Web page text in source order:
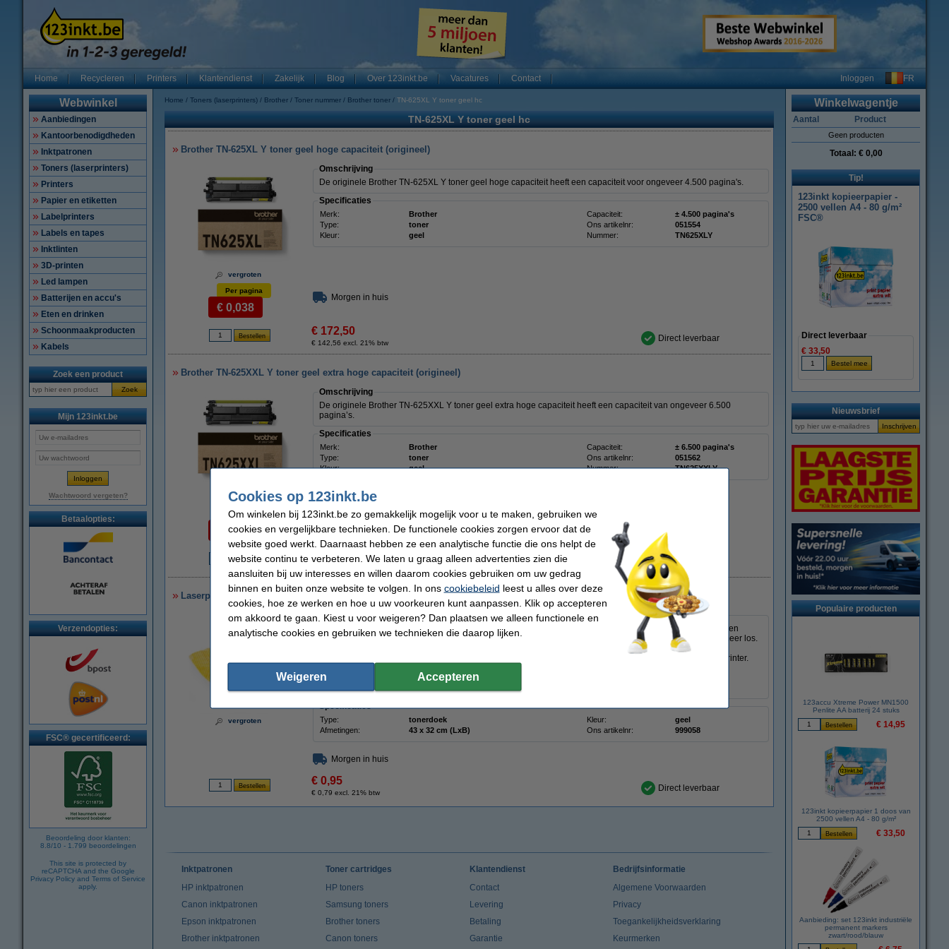
Home Recycleren Printers Klantendienst Zakelijk Blog Over 123inkt.be Vacatures Contact Inloggen FR
Webwinkel
Aanbiedingen
Kantoorbenodigdheden
Inktpatronen
Toners (laserprinters)
Printers
Papier en etiketten
Labelprinters
Labels en tapes
Inktlinten
3D-printen
Led lampen
Batterijen en accu's
Eten en drinken
Schoonmaakproducten
Kabels
Zoek een product
Zoek
Mijn 123inkt.be
Wachtwoord vergeten?
Betaalopties:
Verzendopties:
FSC® gecertificeerd:
Beoordeling door klanten:
8.8/10 - 1.799 beoordelingen
This site is protected by
reCAPTCHA and the Google
Privacy Policy and Terms of Service
apply.
Home Toners (laserprinters) Brother Toner nummer Brother toner TN-625XL Y toner geel hc
TN-625XL Y toner geel hc
Brother TN-625XL Y toner geel hoge capaciteit (origineel)
vergroten
Omschrijving
De originele Brother TN-625XL Y toner geel hoge capaciteit heeft een capaciteit voor ongeveer 4.500 pagina's.
Specificaties
Merk: Brother Capaciteit:
± 4.500 pagina's
Type:
toner Ons artikelnr:
051554
Kleur:
geel Nummer: TN625XLY
Per pagina
€ 0,038
Morgen in huis
€ 172,50
€ 142,56 excl. 21% btw Direct leverbaar
Brother TN-625XXL Y toner geel extra hoge capaciteit (origineel)
vergroten
Omschrijving
De originele Brother TN-625XXL Y toner geel extra hoge capaciteit heeft een capaciteit van ongeveer 6.500
pagina’s.
Specificaties
Merk: Brother Capaciteit:
± 6.500 pagina's
Type:
toner Ons artikelnr:
051562
Kleur:
geel Nummer: TN625XXLY
Per pagina
€ 0,034
€ 221,50
Beperkte voorraad
Laserprinter reinigingsdoek
vergroten
Omschrijving
Deze tonerdoek trekt tonerpoeder als een magneet aan en houdt het in de vezels vast. In tegenstelling tot een
gewone stofdoek, die het poeder alleen verspreidt of zelfs doet opwaaien, laat deze doek het poeder niet meer los.
Zelfs de kleinste tonerdeeltjes blijven plakken. Voorkom dat het lastig te verwijderen poeder op uw handen
terechtkomt. De tonerlap kan ook worden gebruikt voor het schoonmaken van de binnenkant van de laserprinter.
Let op: laat de doek niet in aanraking komen met de drum
Specificaties
Type: tonerdoek Kleur:
geel
Afmetingen:
43 x 32 cm (LxB) Ons artikelnr: 999058
Morgen in huis
€ 0,95
€ 0,79 excl. 21% btw Direct leverbaar
Winkelwagentje
Aantal Product
Geen producten
Totaal: € 0,00
Tip!
123inkt kopieerpapier -
2500 vellen A4 - 80 g/m²
FSC®
Direct leverbaar
€ 33,50
Nieuwsbrief
Populaire producten
123accu Xtreme Power MN1500
Penlite AA batterij 24 stuks
€ 14,95
123inkt kopieerpapier 1 doos van
2500 vellen A4 - 80 g/m²
€ 33,50
Aanbieding: set 123inkt industriële
permanent markers
zwart/rood/blauw
Inktpatronen
HP inktpatronen
Canon inktpatronen
Epson inktpatronen
Brother inktpatronen
Toner cartridges
HP toners
Samsung toners
Brother toners
Canon toners
Klantendienst
Contact
Levering
Betaling
Garantie
Bedrijfsinformatie
Algemene Voorwaarden
Privacy
Toegankelijkheidsverklaring
Keurmerken
Cookies op 123inkt.be
Om winkelen bij 123inkt.be zo gemakkelijk mogelijk voor u te maken, gebruiken we
cookies en vergelijkbare technieken. De functionele cookies zorgen ervoor dat de
website goed werkt. Daarnaast hebben ze een analytische functie die ons helpt de
website continu te verbeteren. We laten u graag alleen advertenties zien die
aansluiten bij uw interesses en willen daarom cookies gebruiken om uw gedrag
binnen en buiten onze website te volgen. In ons cookiebeleid leest u alles over deze
cookies, hoe ze werken en hoe u uw voorkeuren kunt aanpassen. Klik op accepteren
om akkoord te gaan. Kiest u voor weigeren? Dan plaatsen we alleen functionele en
analytische cookies en gebruiken we technieken die daarop lijken.
Weigeren Accepteren